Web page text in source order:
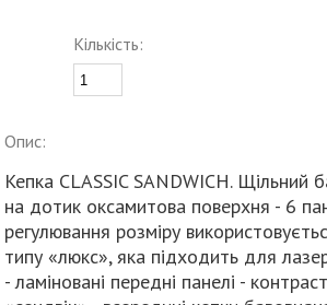
Кількість:
Опис:
Кепка CLASSIC SANDWICH. Щільний
на дотик оксамитова поверхня - 6
регулювання розміру
типу «люкс», яка підходить для
- ламіновані передні панелі -